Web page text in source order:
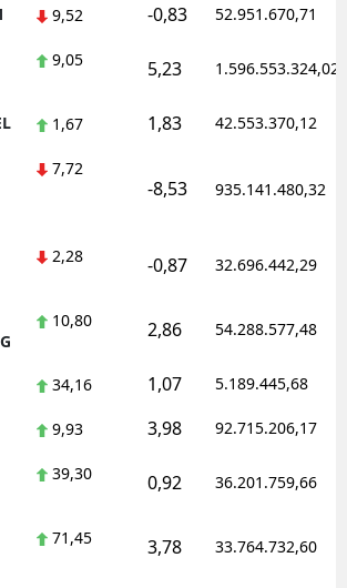
9,52 -0,83 52.951.670,71
9,05 5,23 1.596.553.324,02
1,67 1,83 42.553.370,12
7,72
-8,53 935.141.480,32
2,28 -0,87 32.696.442,29
10,80 2,86 54.288.577,48
34,16 1,07 5.189.445,68
9,93 3,98 92.715.206,17
39,30 0,92 36.201.759,66
71,45 3,78 33.764.732,60